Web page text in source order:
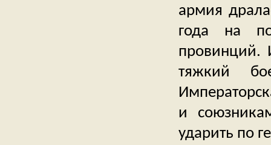
армия
года на
провинций.
тяжкий
и
ударить по